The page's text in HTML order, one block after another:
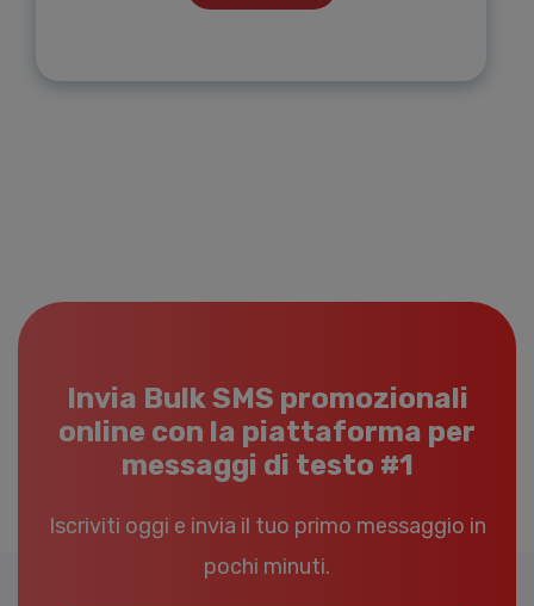
Invia Bulk SMS promozionali
online con la piattaforma per
messaggi di testo #1
Iscriviti oggi e invia il tuo primo messaggio in
pochi minuti.